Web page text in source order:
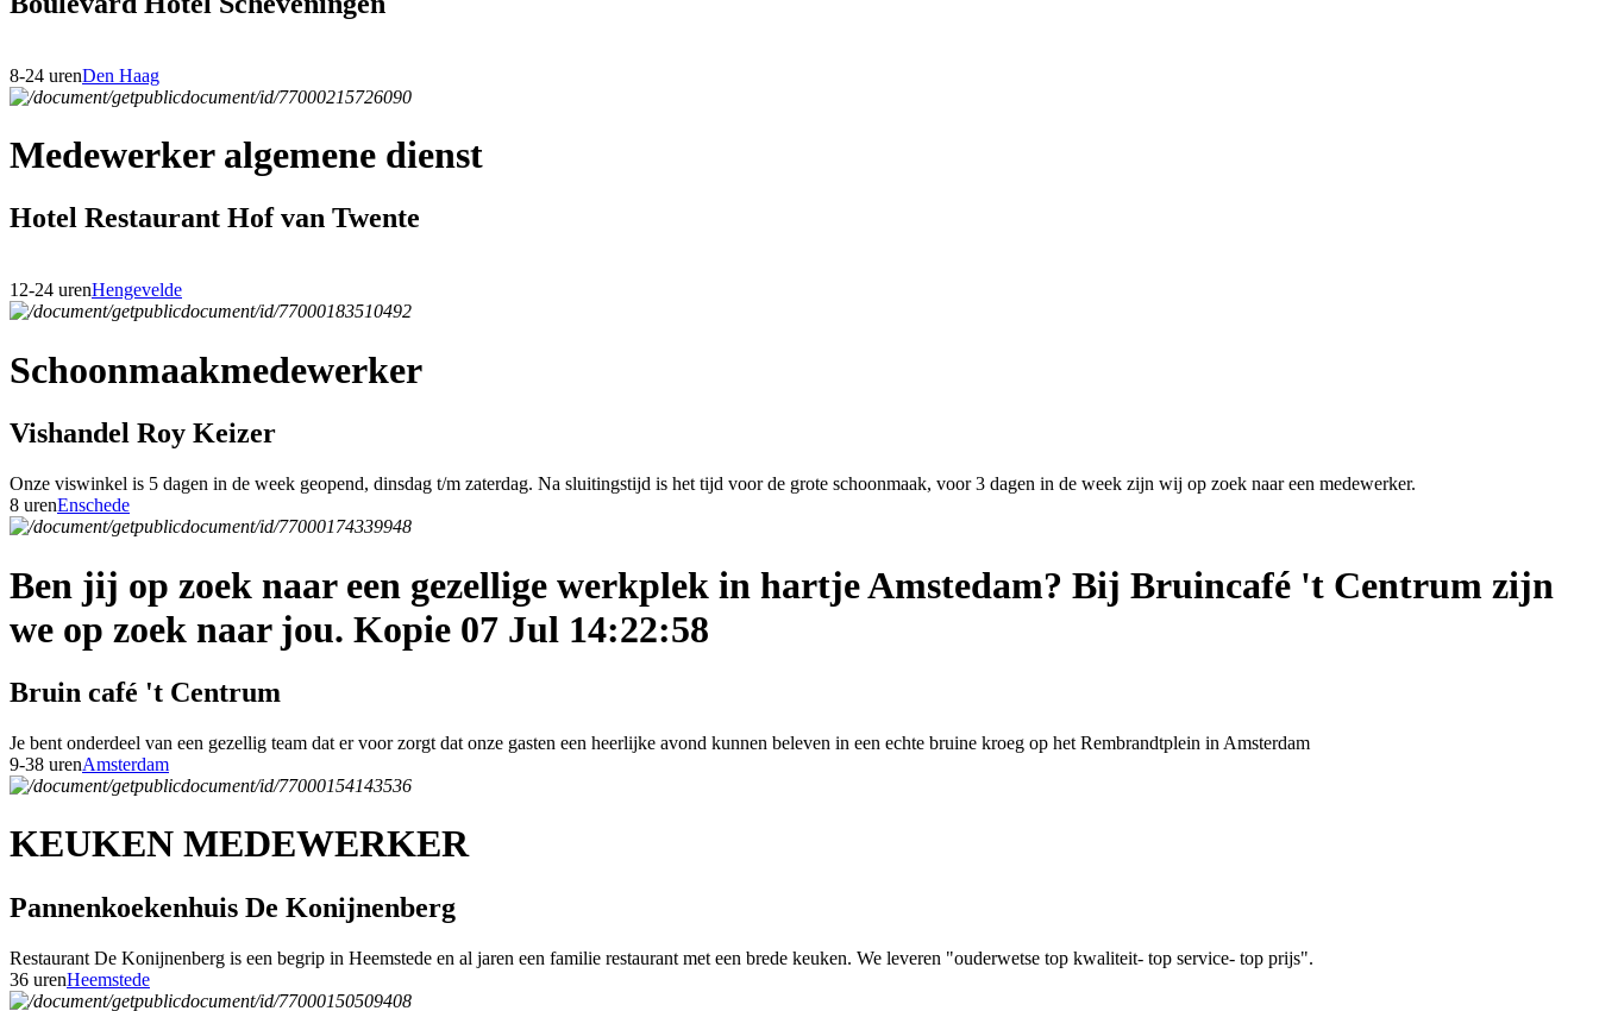
8-24 urenDen Haag
Medewerker algemene dienst
Hotel Restaurant Hof van Twente
12-24 urenHengevelde
Schoonmaakmedewerker
Vishandel Roy Keizer
Onze viswinkel is 5 dagen in de week geopend, dinsdag t/m zaterdag. Na sluitingstijd is het tijd voor de grote schoonmaak, voor 3 dagen in de week zijn wij op zoek naar een medewerker.
8 urenEnschede
Ben jij op zoek naar een gezellige werkplek in hartje Amstedam? Bij Bruincafé 't Centrum zijn
we op zoek naar jou. Kopie 07 Jul 14:22:58
Bruin café 't Centrum
Je bent onderdeel van een gezellig team dat er voor zorgt dat onze gasten een heerlijke avond kunnen beleven in een echte bruine kroeg op het Rembrandtplein in Amsterdam
9-38 urenAmsterdam
KEUKEN MEDEWERKER
Pannenkoekenhuis De Konijnenberg
Restaurant De Konijnenberg is een begrip in Heemstede en al jaren een familie restaurant met een brede keuken. We leveren "ouderwetse top kwaliteit- top service- top prijs".
36 urenHeemstede